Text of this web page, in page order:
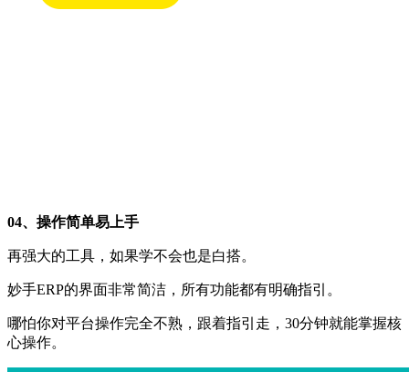
04、操作简单易上手
再强大的工具，如果学不会也是白搭。
妙手ERP的界面非常简洁，所有功能都有明确指引。
哪怕你对平台操作完全不熟，跟着指引走，30分钟就能掌握核
心操作。